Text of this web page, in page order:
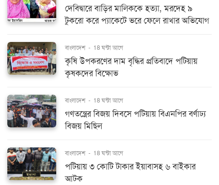
দেবিদ্বারে বাড়ির মালিককে হত্যা, মরদেহ ৯
টুকরো করে প্যাকেটে ভরে ফেলে রাখার অভিযোগ
বাংলাদেশ - 18 ঘন্টা আগে
কৃষি উপকরণের দাম বৃদ্ধির প্রতিবাদে পটিয়ায়
কৃষকদের বিক্ষোভ
বাংলাদেশ - 18 ঘন্টা আগে
গণতন্ত্রের বিজয় দিবসে পটিয়ায় বিএনপির বর্ণাঢ্য
বিজয় মিছিল
বাংলাদেশ - 18 ঘন্টা আগে
পটিয়ায় ৩ কোটি টাকার ইয়াবাসহ ৬ বাইকার
আটক